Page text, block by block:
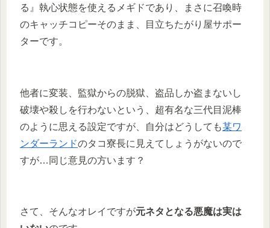
る』執心状態を使えるメギドであり、まさに召喚時
のキャッチコピーそのまま、目立ちたがり屋サポー
ターです。
他者に変装、監獄からの脱獄、盗品しか盗まないし
破壊や殺しを行わないという、超有名な三代目泥棒
のように思える設定ですが、自分はどうしても某ワ
ンダーランドのタコ寮長に見えてしょうがないので
すが…同じ意見の方います？
さて、そんなオレイですが元ネタとなる悪魔は実は